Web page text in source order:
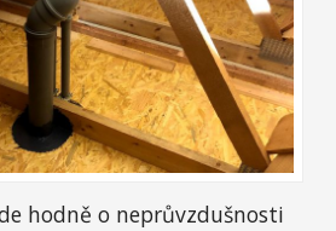
hodně o neprůvzdušnosti